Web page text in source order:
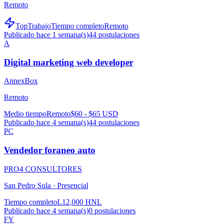
Remoto
TopTrabajoTiempo completoRemoto
Publicado hace 1 semana(s)44 postulaciones
A
Digital marketing web developer
AnnexBox
Remoto
Medio tiempoRemoto$60 - $65 USD
Publicado hace 4 semana(s)44 postulaciones
PC
Vendedor foraneo auto
PRO4 CONSULTORES
San Pedro Sula · Presencial
Tiempo completoL12,000 HNL
Publicado hace 4 semana(s)0 postulaciones
FY